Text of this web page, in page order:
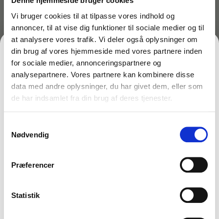
Vi bruger cookies til at tilpasse vores indhold og
annoncer, til at vise dig funktioner til sociale medier og til
at analysere vores trafik. Vi deler også oplysninger om
din brug af vores hjemmeside med vores partnere inden
for sociale medier, annonceringspartnere og
analysepartnere. Vores partnere kan kombinere disse
data med andre oplysninger, du har givet dem, eller som
de har indsamlet fra din brug af deres tjenester.
Nødvendig
Præferencer
Statistik
Måtter og praktiske hjælpere
Mundstykke til støvsuger
Mundstykker
Unger 19038
1.079,00kr. inkl. moms
863,20kr. ekskl. moms
På lager
Power
49,50kr. inkl. moms
39,60kr. ekskl. moms
På lager
Læg i kurv
FÅ 10% PÅ DIN FØRSTE ORDRE